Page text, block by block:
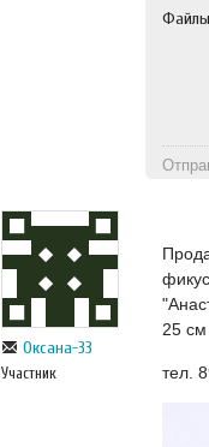
Оксана-33
Участник
25
тел.